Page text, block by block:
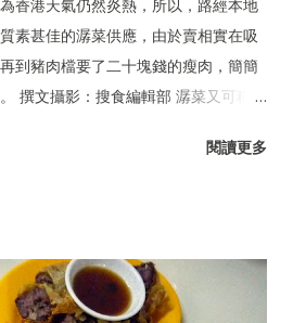
香港天氣仍然炎熱，所以，路經本地
素甚佳的潺菜供應，由於賣相實在吸
到豬肉檔要了二十塊錢的瘦肉，簡簡
撰文攝影：搜食編輯部 潺菜又可稱木
閱讀更多